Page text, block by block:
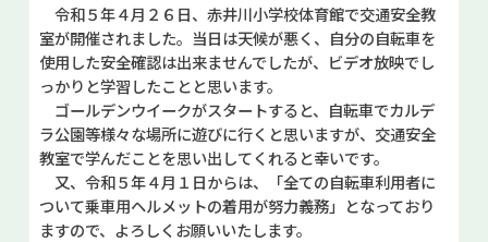
令和５年４月２６日、赤井川小学校体育館で交通安全教
室が開催されました。当日は天候が悪く、自分の自転車を
使用した安全確認は出来ませんでしたが、ビデオ放映でし
っかりと学習したことと思います。
ゴールデンウイークがスタートすると、自転車でカルデ
ラ公園等様々な場所に遊びに行くと思いますが、交通安全
教室で学んだことを思い出してくれると幸いです。
又、令和５年４月１日からは、「全ての自転車利用者に
ついて乗車用ヘルメットの着用が努力義務」となっており
ますので、よろしくお願いいたします。